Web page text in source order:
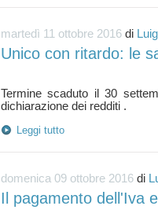
martedì 11 ottobre 2016di
Unico con ritardo: le
Termine scaduto il 30
Leggi tutto
domenica 09 ottobre 2016di
Il pagamento dell'Iva